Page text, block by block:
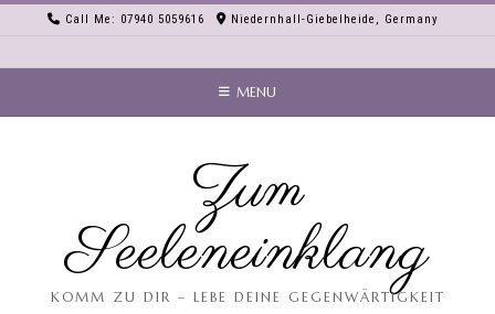
Call Me: 07940 5059616 Niedernhall-Giebelheide, Germany
MENU
Zum
Seeleneinklang
KOMM ZU DIR – LEBE DEINE GEGENWÄRTIGKEIT